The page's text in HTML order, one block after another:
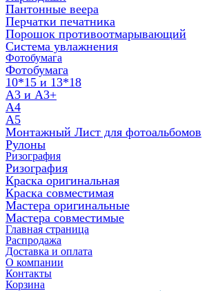
Пантонные веера
Перчатки печатника
Порошок противоотмарывающий
Система увлажнения
Фотобумага
Фотобумага
10*15 и 13*18
A3 и А3+
А4
А5
Монтажный Лист для фотоальбомов
Рулоны
Ризография
Ризография
Краска оригинальная
Краска совместимая
Мастера оригинальные
Мастера совместимые
Главная страница
Распродажа
Доставка и оплата
О компании
Контакты
Корзина